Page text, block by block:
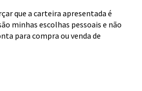
que a carteira apresentada é
minhas escolhas pessoais e não
para compra ou venda de